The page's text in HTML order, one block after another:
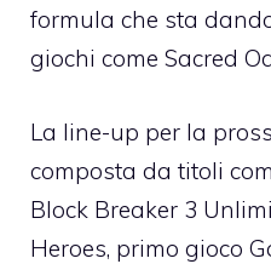
formula che sta
giochi come Sacred
La line-up per la
composta da titoli
Block Breaker 3
Heroes, primo gioco